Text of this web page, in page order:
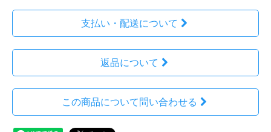
支払い・配送について
返品について
この商品について問い合わせる